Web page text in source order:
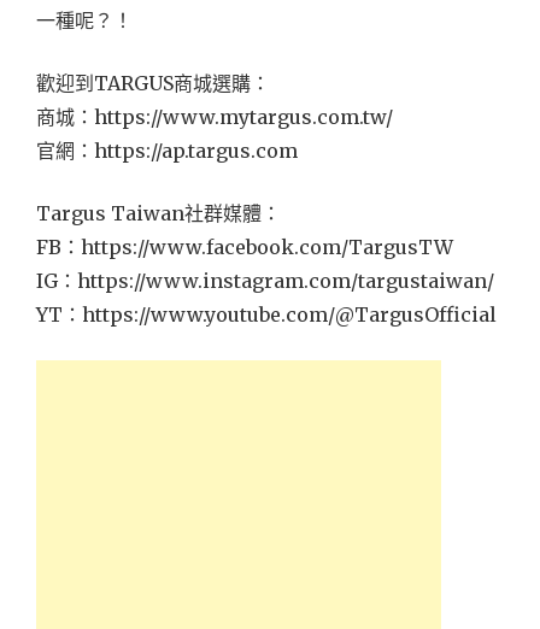
一種呢？！
歡迎到TARGUS商城選購：
商城：https://www.mytargus.com.tw/
官網：https://ap.targus.com
Targus Taiwan社群媒體：
FB：https://www.facebook.com/TargusTW
IG：https://www.instagram.com/targustaiwan/
YT：https://www.youtube.com/@TargusOfficial